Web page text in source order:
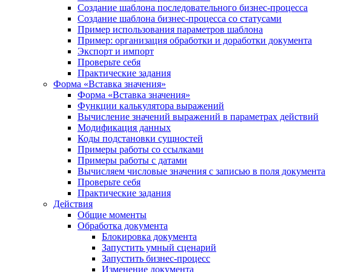
Создание шаблона последовательного бизнес-процесса
Создание шаблона бизнес-процесса со статусами
Пример использования параметров шаблона
Пример: организация обработки и доработки документа
Экспорт и импорт
Проверьте себя
Практические задания
Форма «Вставка значения»
Форма «Вставка значения»
Функции калькулятора выражений
Вычисление значений выражений в параметрах действий
Модификация данных
Коды подстановки сущностей
Примеры работы со ссылками
Примеры работы с датами
Вычисляем числовые значения с записью в поля документа
Проверьте себя
Практические задания
Действия
Общие моменты
Обработка документа
Блокировка документа
Запустить умный сценарий
Запустить бизнес-процесс
Изменение документа